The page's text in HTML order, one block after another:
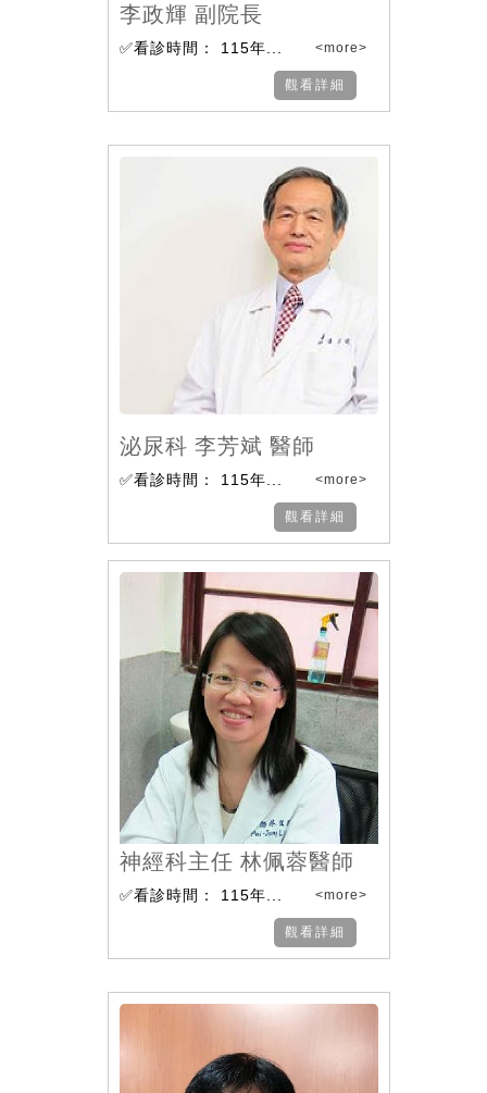
李政輝 副院長
✅看診時間： 115年... <more>
觀看詳細
泌尿科 李芳斌 醫師
✅看診時間： 115年... <more>
觀看詳細
神經科主任 林佩蓉醫師
✅看診時間： 115年... <more>
觀看詳細